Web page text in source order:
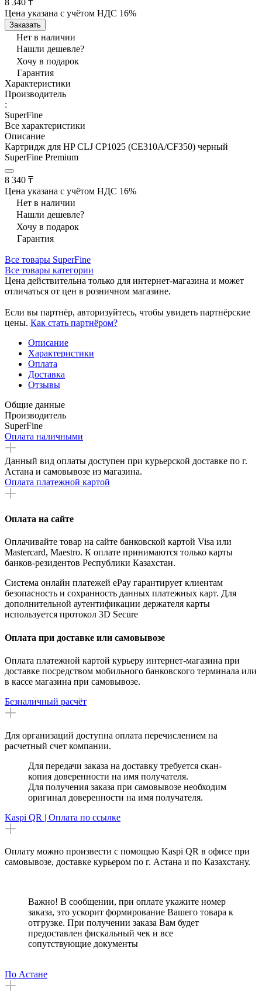
Цена указана с учётом НДС 16%
Заказать
Нет в наличии
Нашли дешевле?
Хочу в подарок
Гарантия
Характеристики
Производитель
:
SuperFine
Все характеристики
Описание
Картридж для HP CLJ CP1025 (CE310A/CF350) черный
SuperFine Premium
8 340 ₸
Цена указана с учётом НДС 16%
Нет в наличии
Нашли дешевле?
Хочу в подарок
Гарантия
Все товары SuperFine
Все товары категории
Цена действительна только для интернет-магазина и может
отличаться от цен в розничном магазине.
Если вы партнёр, авторизуйтесь, чтобы увидеть партнёрские
цены. Как стать партнёром?
Описание
Характеристики
Оплата
Доставка
Отзывы
Общие данные
Производитель
SuperFine
Оплата наличными
Данный вид оплаты доступен при курьерской доставке по г.
Астана и самовывозе из магазина.
Оплата платежной картой
Оплата на сайте
Оплачивайте товар на сайте банковской картой Visa или
Mastercard, Maestro. К оплате принимаются только карты
банков-резидентов Республики Казахстан.
Система онлайн платежей ePay гарантирует клиентам
безопасность и сохранность данных платежных карт. Для
дополнительной аутентификации держателя карты
используется протокол 3D Secure
Оплата при доставке или самовывозе
Оплата платежной картой курьеру интернет-магазина при
доставке посредством мобильного банковского терминала или
в кассе магазина при самовывозе.
Безналичный расчёт
Для организаций доступна оплата перечислением на
расчетный счет компании.
Для передачи заказа на доставку требуется скан-
копия доверенности на имя получателя.
Для получения заказа при самовывозе необходим
оригинал доверенности на имя получателя.
Kaspi QR | Оплата по ссылке
Оплату можно произвести с помощью Kaspi QR в офисе при
самовывозе, доставке курьером по г. Астана и по Казахстану.
Важно! В сообщении, при оплате укажите номер
заказа, это ускорит формирование Вашего товара к
отгрузке. При получении заказа Вам будет
предоставлен фискальный чек и все
сопутствующие документы
По Астане